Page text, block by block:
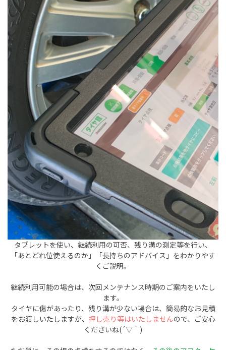
タブレットを使い、継続利用の可否、残り溝の測定等を行い、
「あとどれ位使えるのか」「長持ちのアドバイス」をわかりやす
くご説明。
継続利用可能の場合は、次回メンテナンス時期のご案内をいたし
ます。
タイヤに傷があったり、残り溝が少ない場合は、簡易的なお見積
をお渡しいたしますが、 押し売り等はいたしませんので、ご安心
くださいね(´▽｀)